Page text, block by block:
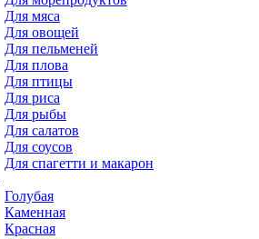
Для мяса
Для овощей
Для пельменей
Для плова
Для птицы
Для риса
Для рыбы
Для салатов
Для соусов
Для спагетти и макарон
Голубая
Каменная
Красная